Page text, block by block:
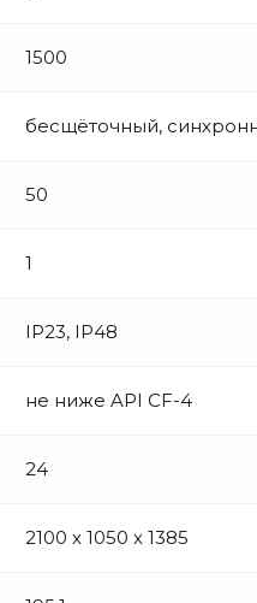
1500
бесщёточный,
50
1
IP23, IP48
не ниже API CF-4
24
2100 х 1050 х 1385